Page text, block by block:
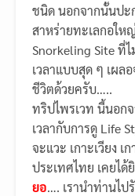
ชนิด นอกจากนั้นปะ
สาหร่ายทะเลกอให
Snorkeling Site ที่
เวลาแบบสุด ๆ เผล
ชีวิตด้วยครับ…..
ทริปไพรเวท นี้นอกจ
เวลากับการดู Life
จะแวะ เกาะเวียง
ประเทศไทย เคยได้
ยอ…. เรานำท่านไ